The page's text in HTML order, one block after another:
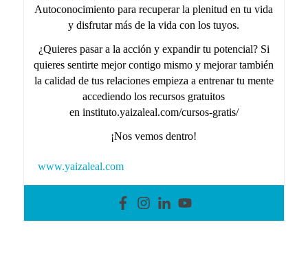
Autoconocimiento para recuperar la plenitud en tu vida
y disfrutar más de la vida con los tuyos.
¿Quieres pasar a la acción y expandir tu potencial? Si
quieres sentirte mejor contigo mismo y mejorar también
la calidad de tus relaciones empieza a entrenar tu mente
accediendo los recursos gratuitos
en instituto.yaizaleal.com/cursos-gratis/
¡Nos vemos dentro!
www.yaizaleal.com